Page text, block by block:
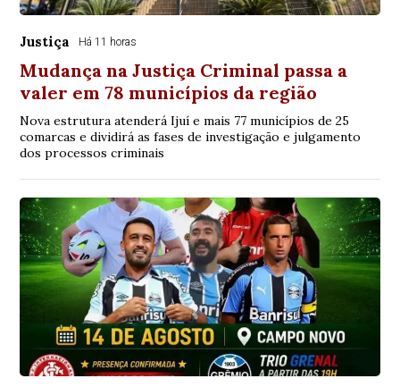
Justiça Há 11 horas
Mudança na Justiça Criminal passa a
valer em 78 municípios da região
Nova estrutura atenderá Ijuí e mais 77 municípios de 25
comarcas e dividirá as fases de investigação e julgamento
dos processos criminais